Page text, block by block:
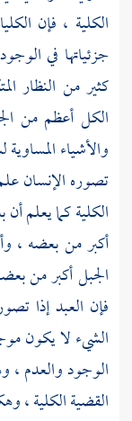
الكلية ، فإن
جزئياتها في
كثير من النظار
الكل أعظم من
والأشياء
تصوره الإنسان
الكلية كما يعلم
أكبر من بعضه ،
الجبل أكبر من
فإن العبد إذا
الشيء لا يكون
الوجود والعدم ،
القضية الكلية ،